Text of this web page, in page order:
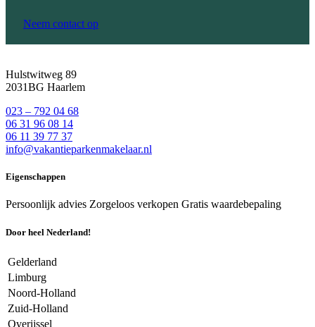
Neem contact op
Hulstwitweg 89
2031BG Haarlem
023 – 792 04 68
06 31 96 08 14
06 11 39 77 37
info@vakantieparkenmakelaar.nl
Eigenschappen
Persoonlijk advies Zorgeloos verkopen Gratis waardebepaling
Door heel Nederland!
Gelderland
Limburg
Noord-Holland
Zuid-Holland
Overijssel